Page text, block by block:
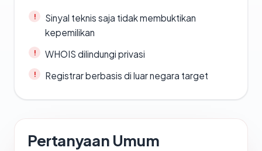
Sinyal teknis saja tidak membuktikan
kepemilikan
WHOIS dilindungi privasi
Registrar berbasis di luar negara target
Pertanyaan Umum